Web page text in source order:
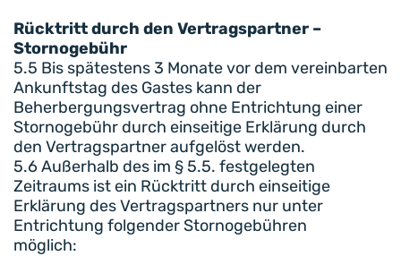
Rücktritt durch den Vertragspartner –
Stornogebühr
5.5 Bis spätestens 3 Monate vor dem vereinbarten
Ankunftstag des Gastes kann der
Beherbergungsvertrag ohne Entrichtung einer
Stornogebühr durch einseitige Erklärung durch
den Vertragspartner aufgelöst werden.
5.6 Außerhalb des im § 5.5. festgelegten
Zeitraums ist ein Rücktritt durch einseitige
Erklärung des Vertragspartners nur unter
Entrichtung folgender Stornogebühren
möglich: